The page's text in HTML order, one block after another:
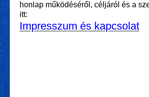
honlap működéséről, céljáról és a
itt:
Impresszum és kapcsolat